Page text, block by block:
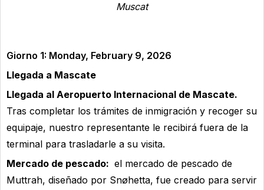
Muscat
Giorno 1: Monday, February 9, 2026
Llegada a Mascate
Llegada al Aeropuerto Internacional de Mascate.
Tras completar los trámites de inmigración y recoger su
equipaje, nuestro representante le recibirá fuera de la
terminal para trasladarle a su visita.
Mercado de pescado: el mercado de pescado de
Muttrah, diseñado por Snøhetta, fue creado para servir